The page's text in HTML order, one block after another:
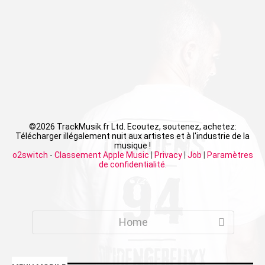
©2026 TrackMusik.fr Ltd. Ecoutez, soutenez, achetez:
Télécharger illégalement nuit aux artistes et à l'industrie de la
musique !
o2switch - Classement Apple Music Privacy| Job
Paramètres
de confidentialité
Home